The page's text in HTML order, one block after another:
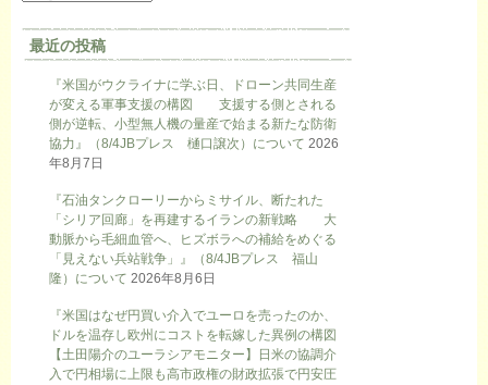
最近の投稿
『米国がウクライナに学ぶ日、ドローン共同生産
が変える軍事支援の構図 支援する側とされる
側が逆転、小型無人機の量産で始まる新たな防衛
協力』（8/4JBプレス 樋口譲次）について 2026
年8月7日
『石油タンクローリーからミサイル、断たれた
「シリア回廊」を再建するイランの新戦略 大
動脈から毛細血管へ、ヒズボラへの補給をめぐる
「見えない兵站戦争」』（8/4JBプレス 福山
隆）について 2026年8月6日
『米国はなぜ円買い介入でユーロを売ったのか、
ドルを温存し欧州にコストを転嫁した異例の構図
【土田陽介のユーラシアモニター】日米の協調介
入で円相場に上限も高市政権の財政拡張で円安圧